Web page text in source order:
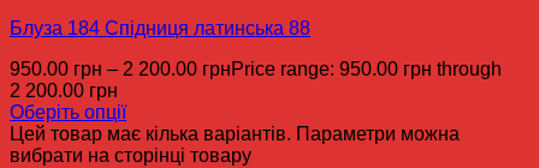
Блуза 184 Спідниця латинська 88
950.00 грн – 2 200.00 грнPrice range: 950.00 грн through
2 200.00 грн
Оберіть опції
Цей товар має кілька варіантів. Параметри можна
вибрати на сторінці товару